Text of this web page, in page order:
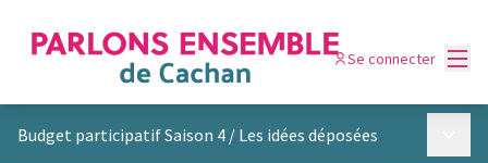
Se connecter
Budget participatif Saison 4 / Les idées déposées